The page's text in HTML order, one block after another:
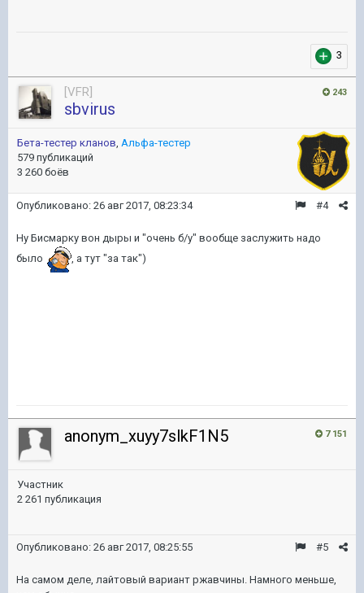
3
243
[VFR]
sbvirus
Бета-тестер кланов Альфа-тестер
579 публикаций
3 260 боёв
#4
Опубликовано: 26 авг 2017, 08:23:34
Ну Бисмарку вон дыры и "очень б/у" вообще заслужить надо
было
, а тут "за так")
7 151
anonym_xuyy7slkF1N5
Участник
2 261 публикация
#5
Опубликовано: 26 авг 2017, 08:25:55
На самом деле, лайтовый вариант ржавчины. Намного меньше,